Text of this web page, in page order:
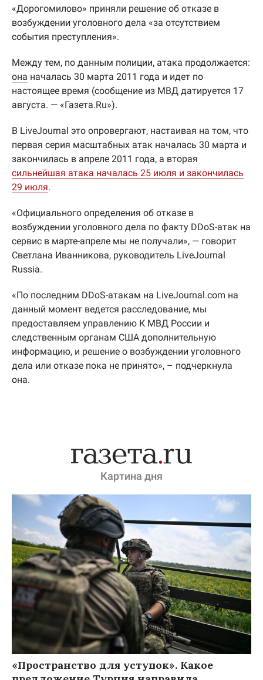
«Дорогомилово» приняли решение об отказе в
возбуждении уголовного дела «за отсутствием
события преступления».
Между тем, по данным полиции, атака продолжается:
она началась 30 марта 2011 года и идет по
настоящее время (сообщение из МВД датируется 17
августа. — «Газета.Ru»).
В LiveJournal это опровергают, настаивая на том, что
первая серия масштабных атак началась 30 марта и
закончилась в апреле 2011 года, а вторая
сильнейшая атака началась 25 июля и закончилась
29 июля.
«Официального определения об отказе в
возбуждении уголовного дела по факту DDoS-атак на
сервис в марте-апреле мы не получали», — говорит
Светлана Иванникова, руководитель LiveJournal
Russia.
«По последним DDoS-атакам на LiveJournal.com на
данный момент ведется расследование, мы
предоставляем управлению К МВД России и
следственным органам США дополнительную
информацию, и решение о возбуждении уголовного
дела или отказе пока не принято», – подчеркнула
она.
Картина дня
«Пространство для уступок». Какое